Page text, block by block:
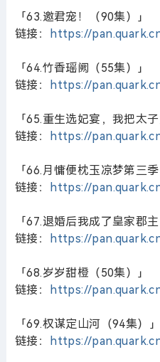
「63.邀君宠！（90集）」
链接：
https://
「64.竹香瑶阙（55集）」
链接：
https://
「65.重生选妃宴，我把太
链接：
https://
「66.月慵便枕玉凉梦第三季
链接：
https://
「67.退婚后我成了皇家郡主
链接：
https://
「68.岁岁甜橙（50集）」
链接：
https://
「69.权谋定山河（94集）」
链接：
https://